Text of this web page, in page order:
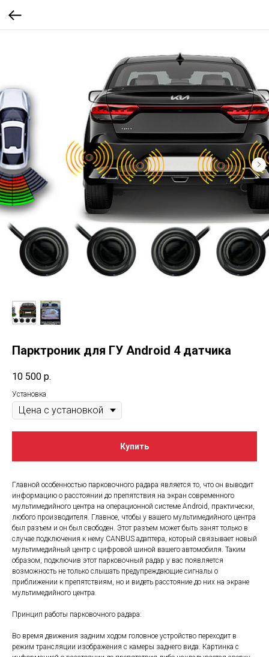
Парктроник для ГУ Android 4 датчика
10 500 р.
Установка
Купить
Главной особенностью парковочного радара является то, что он выводит
информацию о расстоянии до препятствия на экран современного
мультимедийного центра на операционной системе Android, практически,
любого производителя. Главное, чтобы у вашего мультимедийного центра
был разъем и он был свободен. Этот разъем может быть занят только в
случае подключения к нему CANBUS адаптера, который связывает новый
мультимедийный центр с цифровой шиной вашего автомобиля. Таким
образом, подключив этот парковочный радар у вас появляется
возможность не только слышать предупреждающие сигналы о
приближении к препятствиям, но и видеть расстояние до них на экране
мультимедийного центра.
Принцип работы парковочного радара:
Во время движения задним ходом головное устройство переходит в
режим трансляции изображения с камеры заднего вида. Картинка с